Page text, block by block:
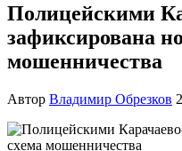
Полицейскими
зафиксирована
мошенничества
Автор Владимир Обрезков